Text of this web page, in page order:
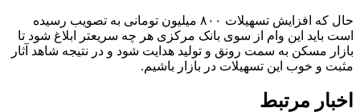
حال که افزایش تسهیلات ۸۰۰ میلیون تومانی به تصویب رسیده
است باید این وام از سوی بانک مرکزی هر چه سریعتر ابلاغ شود تا
بازار مسکن به سمت رونق و تولید هدایت شود و در نتیجه شاهد آثار
مثبت و خوب این تسهیلات در بازار باشیم.
اخبار مرتبط